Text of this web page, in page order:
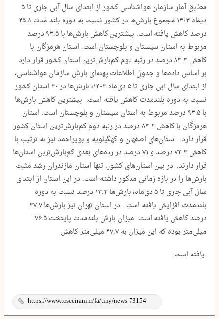
مطابق آمار سازمان هواشناسی کشور از ابتدای سال آبی جاری تا ۵
دیماه ۱۴۰۳ مجموع بارش‌ها در کشور نسبت به دوره بلند مدت ۴۵.۸
درصد کاهش یافته است. بیشترین کاهش بارش‌ها با ۹۳.۵ درصد
مربوط به استان سیستان و بلوچستان است. استان هرمزگان با
کاهش ۸۴.۴ درصد در رتبه دوم کم‌بارش‌ترین استان کشور قرار دارد.
بر اساس داده‌ها و جدول اطلاعات پهنه‌ای بارش سازمان هواشناسی،
از ابتدای سال آبی جاری تا ۵ دی‌ماه ۱۴۰۳، بارش‌ها در ۳۰ استان کشور
نسبت به دوره بلندمدت کاهش یافته است. بیشترین کاهش بارش‌ها
با ۹۳.۵ درصد مربوط به استان سیستان و بلوچستان است. استان
هرمزگان با کاهش ۸۴.۴ درصد در رتبه دوم کم‌بارش‌ترین استان کشور
قرار دارد. استان‌های اصفهان و کهگیلویه و بویراحمد نیز به ترتیب با
کاهش ۷۲.۳ درصد و ۷۱ درصد در رده‌های بعدی کم‌بارش‌ترین استان‌ها
قرار دارند. در بین استان‌های کشور، تنها استان مازندران رشد مثبت
بارش‌ها را در بازه زمانی مذکور داشته است. در این استان از ابتدای
سال آبی جاری تا ۵ دی‌ماه، بارش‌ها ۱۳.۴ درصد نسبت به دوره
بلندمدت افزایش یافته است. در استان تهران نیز بارش‌ها ۳۷.۷
درصد کاهش یافته است. میزان بارش بلندمدت پایتخت ۷۶.۵
میلی‌متر بوده که این میزان به ۴۷.۷ میلی‌متر کاهش
یافته است.